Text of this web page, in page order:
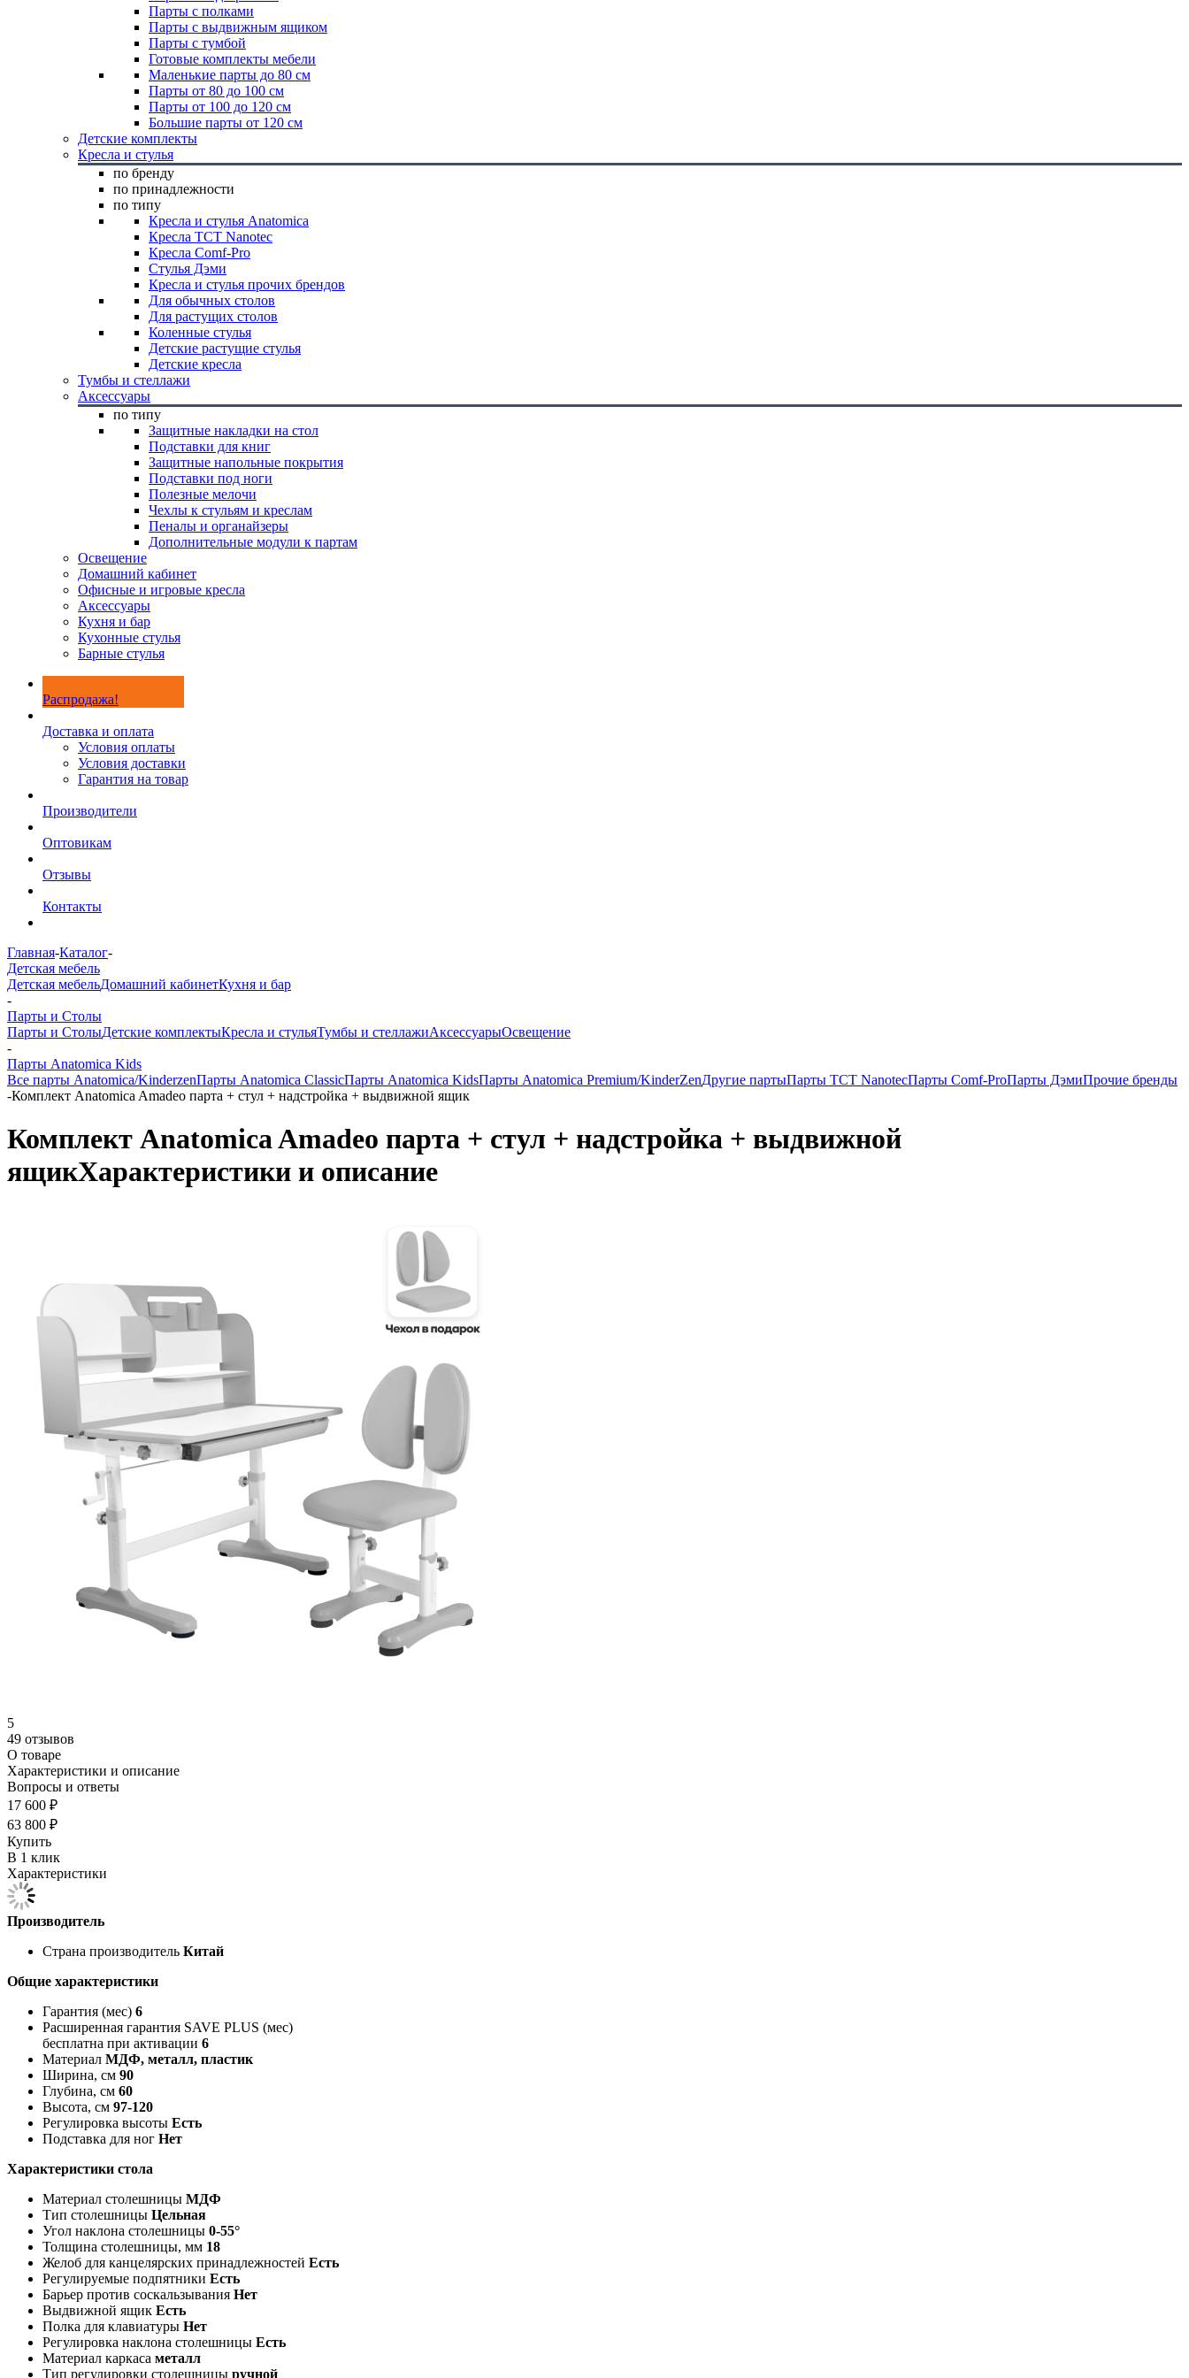
Парты с полками
Парты с выдвижным ящиком
Парты с тумбой
Готовые комплекты мебели
Маленькие парты до 80 см
Парты от 80 до 100 см
Парты от 100 до 120 см
Большие парты от 120 см
Детские комплекты
Кресла и стулья
по бренду
по принадлежности
по типу
Кресла и стулья Anatomica
Кресла TCT Nanotec
Кресла Comf-Pro
Стулья Дэми
Кресла и стулья прочих брендов
Для обычных столов
Для растущих столов
Коленные стулья
Детские растущие стулья
Детские кресла
Тумбы и стеллажи
Аксессуары
по типу
Защитные накладки на стол
Подставки для книг
Защитные напольные покрытия
Подставки под ноги
Полезные мелочи
Чехлы к стульям и креслам
Пеналы и органайзеры
Дополнительные модули к партам
Освещение
Домашний кабинет
Офисные и игровые кресла
Аксессуары
Кухня и бар
Кухонные стулья
Барные стулья
Распродажа!
Доставка и оплата
Условия оплаты
Условия доставки
Гарантия на товар
Производители
Оптовикам
Отзывы
Контакты
Главная-Каталог-
Детская мебель
Детская мебельДомашний кабинетКухня и бар
-
Парты и Столы
Парты и СтолыДетские комплектыКресла и стульяТумбы и стеллажиАксессуарыОсвещение
-
Парты Anatomica Kids
Все парты Anatomica/KinderzenПарты Anatomica ClassicПарты Anatomica KidsПарты Anatomica Premium/KinderZenДругие партыПарты TCT NanotecПарты Comf-ProПарты ДэмиПрочие бренды
-Комплект Anatomica Amadeo парта + стул + надстройка + выдвижной ящик
Комплект Anatomica Amadeo парта + стул + надстройка + выдвижной
ящикХарактеристики и описание
5
49 отзывов
О товаре
Характеристики и описание
Вопросы и ответы
17 600 ₽
63 800 ₽
Купить
В 1 клик
Характеристики
Производитель
Страна производитель Китай
Общие характеристики
Гарантия (мес) 6
Расширенная гарантия SAVE PLUS (мес)
бесплатна при активации 6
Материал МДФ, металл, пластик
Ширина, см 90
Глубина, см 60
Высота, см 97-120
Регулировка высоты Есть
Подставка для ног Нет
Характеристики стола
Материал столешницы МДФ
Тип столешницы Цельная
Угол наклона столешницы 0-55°
Толщина столешницы, мм 18
Желоб для канцелярских принадлежностей Есть
Регулируемые подпятники Есть
Барьер против соскальзывания Нет
Выдвижной ящик Есть
Полка для клавиатуры Нет
Регулировка наклона столешницы Есть
Материал каркаса металл
Тип регулировки столешницы ручной